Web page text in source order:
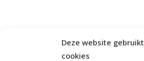
Deze website gebruikt
cookies